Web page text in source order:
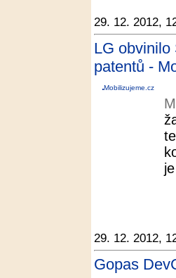
29. 12. 2012,
LG obvinilo
patentů -
Mobilizujeme.cz
29. 12. 2012,
Gopas